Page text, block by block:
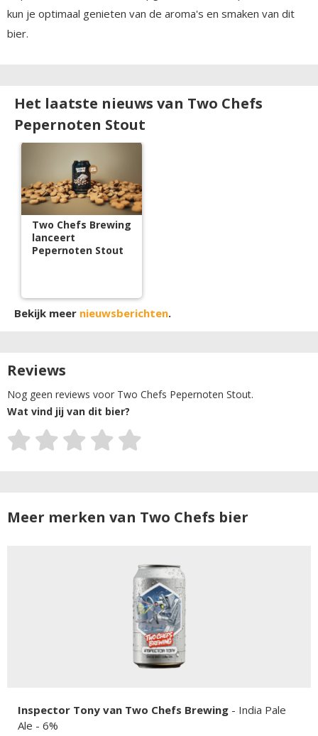
kun je optimaal genieten van de aroma's en smaken van dit
bier.
Het laatste nieuws van Two Chefs
Pepernoten Stout
Two Chefs Brewing
lanceert
Pepernoten Stout
Bekijk meer nieuwsberichten.
Reviews
Nog geen reviews voor Two Chefs Pepernoten Stout.
Wat vind jij van dit bier?
Meer merken van Two Chefs bier
Inspector Tony van Two Chefs Brewing - India Pale
Ale - 6%